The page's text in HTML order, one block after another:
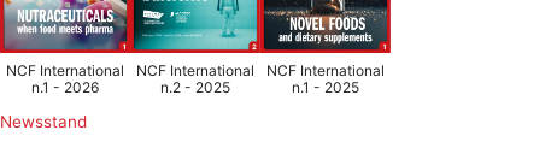
NCF International
n.1 - 2026
NCF International
n.2 - 2025
NCF International
n.1 - 2025
Newsstand